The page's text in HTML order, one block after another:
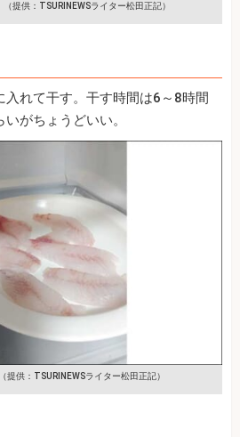
（提供：TSURINEWSライター松田正記）
入れて干す。干す時間は6～8時間
がちょうどいい。
（提供：TSURINEWSライター松田正記）